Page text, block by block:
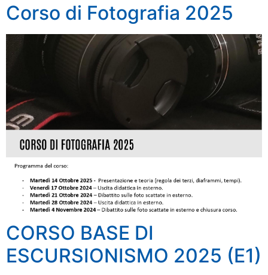
Corso di Fotografia 2025
CORSO BASE DI
ESCURSIONISMO 2025 (E1)